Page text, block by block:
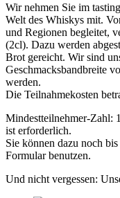
Wir nehmen Sie im
Welt des Whiskys mit.
und Regionen begleitet,
(2cl). Dazu werden
Brot gereicht. Wir sind
Geschmacksbandbreite
werden.
Die Teilnahmekosten
Mindestteilnehmer-Zahl:
ist erforderlich.
Sie können dazu noch
Formular benutzen.
Und nicht vergessen: